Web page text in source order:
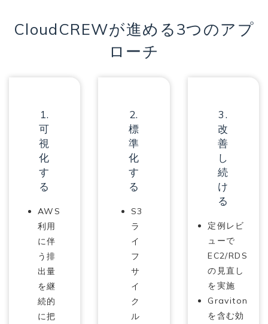
CloudCREWが進める3つのアプ
ローチ
1.
可
視
化
す
る
AWS
利用
に伴
う排
出量
を継
続的
に把
2.
標
準
化
す
る
S3
ラ
イ
フ
サ
イ
ク
ル
3.
改
善
し
続
け
る
定例レビ
ューで
EC2/RDS
の見直し
を実施
Graviton
を含む効